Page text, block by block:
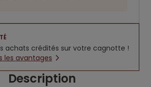
achats crédités sur votre cagnotte !
les avantages
Description